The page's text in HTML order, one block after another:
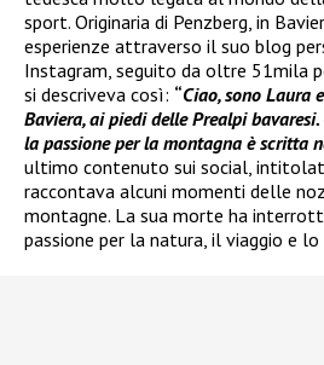
sport. Originaria di Penzberg, in
esperienze attraverso il suo blog
Instagram, seguito da oltre 51mila
si descriveva così: “Ciao, sono Laura
Baviera, ai piedi delle Prealpi
la passione per la montagna è scritta
ultimo contenuto sui social,
raccontava alcuni momenti delle
montagne. La sua morte ha
passione per la natura, il viaggio e